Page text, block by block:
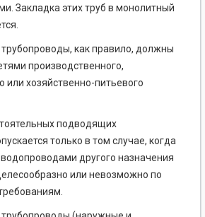
Закладка этих труб в монолитный
как правило, должны
производственного,
или хозяйственно-питьевого
подводящих
только в том случае, когда
другого назначения
или невозможно по